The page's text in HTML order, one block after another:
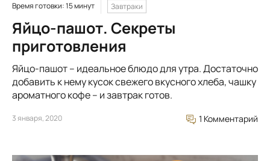
Время готовки: 15 минут Завтраки
Яйцо-пашот. Секреты
приготовления
Яйцо-пашот – идеальное блюдо для утра. Достаточно
добавить к нему кусок свежего вкусного хлеба, чашку
ароматного кофе – и завтрак готов.
3 января, 2020 1 Комментарий